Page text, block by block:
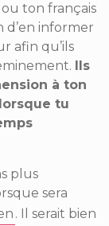
ton français
d’en informer
afin qu’ils
Ils
à ton
tu
plus
sera
. Il serait bien